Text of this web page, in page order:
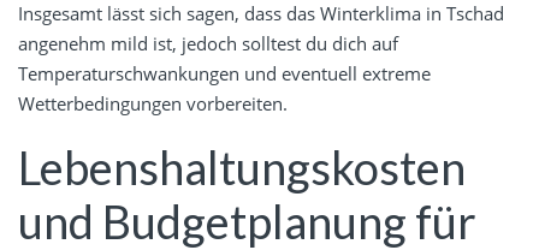
Insgesamt lässt sich sagen, dass das Winterklima in Tschad
angenehm mild ist, jedoch solltest du dich auf
Temperaturschwankungen und eventuell extreme
Wetterbedingungen vorbereiten.
Lebenshaltungskosten
und Budgetplanung für